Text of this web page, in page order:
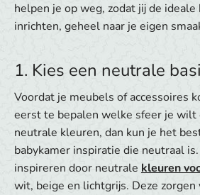
helpen je op weg, zodat jij de
inrichten, geheel naar je eigen
1. Kies een neutrale
Voordat je meubels of accessoires
eerst te bepalen welke sfeer je wilt
neutrale kleuren, dan kun je het
babykamer inspiratie die neutraal
inspireren door neutrale kleuren
wit, beige en lichtgrijs. Deze zorgen